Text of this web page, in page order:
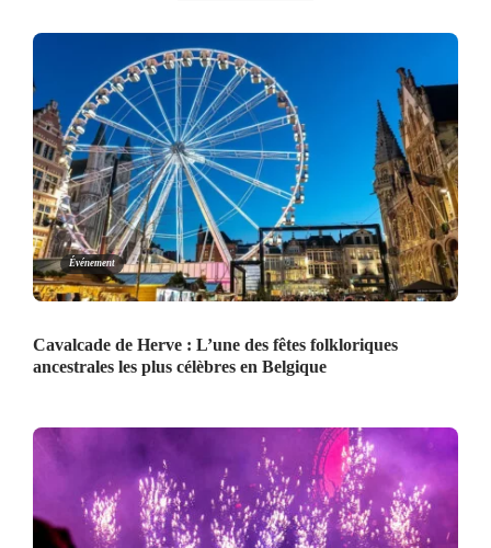
Événement
Cavalcade de Herve : L’une des fêtes folkloriques
ancestrales les plus célèbres en Belgique